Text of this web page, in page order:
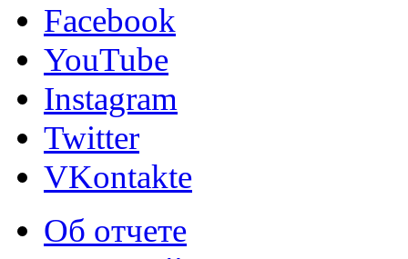
Facebook
YouTube
Instagram
Twitter
VKontakte
Об отчете